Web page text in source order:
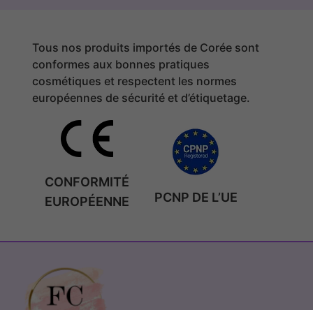
Tous nos produits importés de Corée sont
conformes aux bonnes pratiques
cosmétiques et respectent les normes
européennes de sécurité et d’étiquetage.
CONFORMITÉ
EUROPÉENNE
PCNP DE L’UE